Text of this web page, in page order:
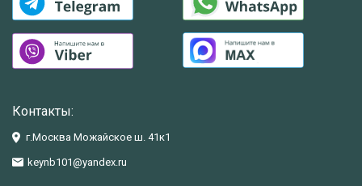
Контакты:
г.Москва Можайское ш. 41к1
keynb101@yandex.ru